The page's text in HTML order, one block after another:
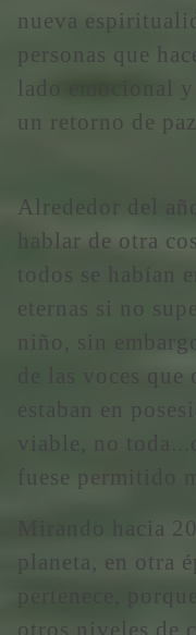
nueva
personas que
lado emocional
un retorno de
Alrededor del
hablar de otra
todos se habían
eternas si no
niño, sin
de las voces
estaban en
viable, no
fuese permitido
Mirando hacia
planeta, en otra
otros niveles de